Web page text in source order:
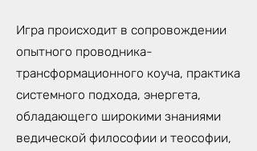
Игра происходит в сопровождении
опытного проводника-
трансформационного коуча, практика
системного подхода, энергета,
обладающего широкими знаниями
ведической философии и теософии,